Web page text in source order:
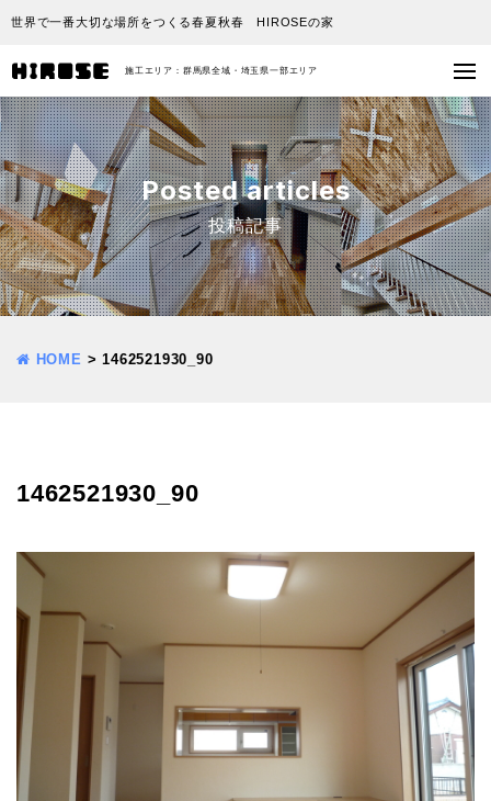
世界で一番大切な場所をつくる春夏秋春 HIROSEの家
施工エリア：群馬県全域・埼玉県一部エリア
Posted articles
投稿記事
HOME >1462521930_90
1462521930_90